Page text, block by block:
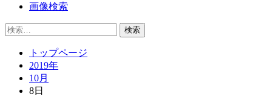
画像検索
検
トップページ
2019年
10月
8日